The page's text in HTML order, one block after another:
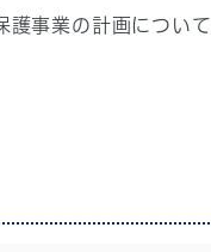
事業の計画について